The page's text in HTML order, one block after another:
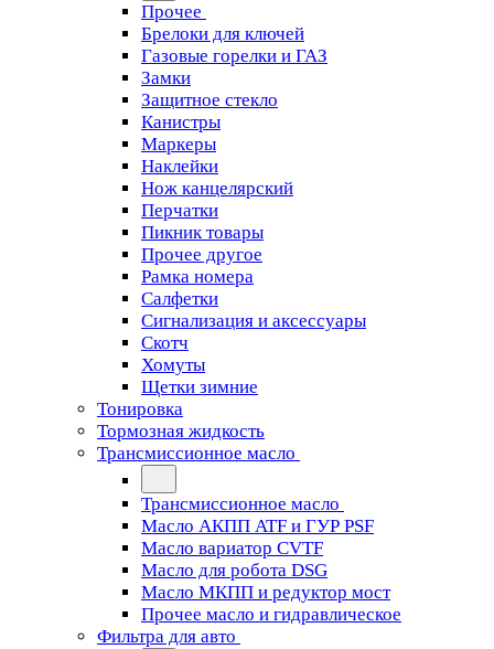
Прочее
Брелоки для ключей
Газовые горелки и ГАЗ
Замки
Защитное стекло
Канистры
Маркеры
Наклейки
Нож канцелярский
Перчатки
Пикник товары
Прочее другое
Рамка номера
Салфетки
Сигнализация и аксессуары
Скотч
Хомуты
Щетки зимние
Тонировка
Тормозная жидкость
Трансмиссионное масло
Трансмиссионное масло
Масло АКПП ATF и ГУР PSF
Масло вариатор CVTF
Масло для робота DSG
Масло МКПП и редуктор мост
Прочее масло и гидравлическое
Фильтра для авто